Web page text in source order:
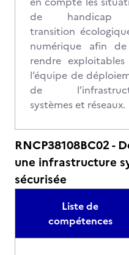
de
transition
numérique afin
rendre
l’équipe de
de
systèmes et réseaux.
RNCP38108BC02 -
une infrastructure
sécurisée
Liste de
compétences